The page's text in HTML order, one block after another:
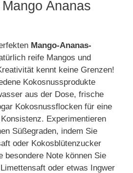
Ananas
Mango-Ananas-
reife Mangos und
kennt keine Grenzen!
Kokosnussprodukte
aus der Dose, frische
Kokosnussflocken für eine
Experimentieren
Süßegraden, indem Sie
oder Kokosblütenzucker
besondere Note können Sie
oder etwas Ingwer